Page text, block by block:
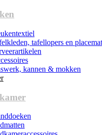
tafellopers en
kannen & mokken